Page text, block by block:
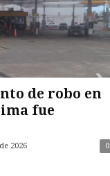
de robo en
fue
2026 0